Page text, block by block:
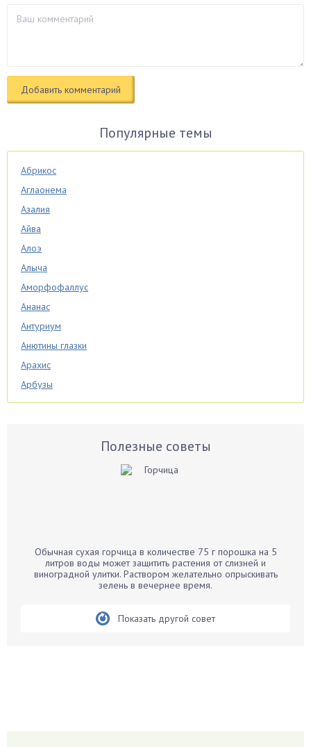
Популярные темы
Абрикос
Аглаонема
Азалия
Айва
Алоэ
Алыча
Аморфофаллус
Ананас
Антуриум
Анютины глазки
Арахис
Арбузы
Аспарагус
Бархатцы
Бегония
Полезные советы
Обычная сухая горчица в количестве 75 г порошка на 5
литров воды может защитить растения от слизней и
виноградной улитки. Раствором желательно опрыскивать
зелень в вечернее время.
Показать другой совет